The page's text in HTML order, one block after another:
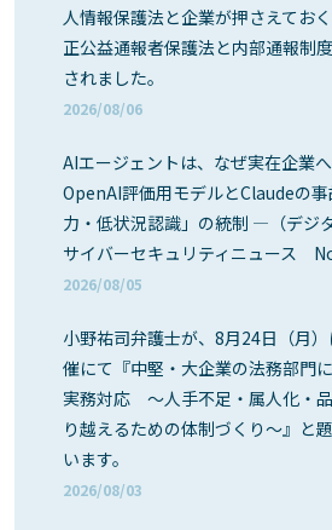
人情報保護法と企業が押さえてお
正公益通報者保護法と内部通報制
されました。
2026/08/06
AIエージェントは、なぜ実在企業
OpenAI評価用モデルとClaudeの
力・低状況認識」の統制 ―（デジ
サイバーセキュリティニュース
2026/08/05
小野祐司弁護士が、8月24日（月
催にて『中堅・大企業の法務部門
実務対応 ～人手不足・属人化・
り越えるための体制づくり～』と
います。
2026/08/03